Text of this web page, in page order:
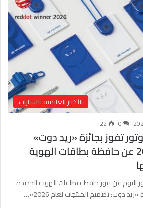
الأخبار العالمية للسيارات
0
22
تفوز بجائزة «ريد دوت»
للتصميم لعام 2026 عن حافظة بطاقات الهوية
عن فوز حافظة بطاقات الهوية الجديدة
دوت: تصميم المنتجات لعام 2026»…